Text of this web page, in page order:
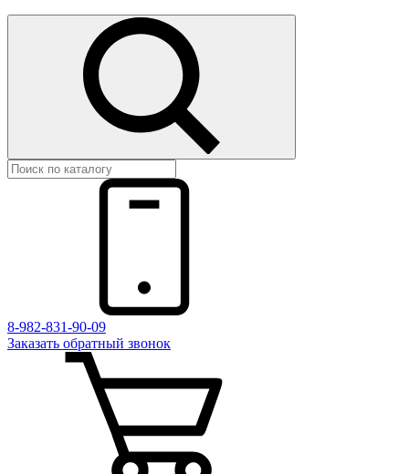
8-982-831-90-09
Заказать обратный звонок